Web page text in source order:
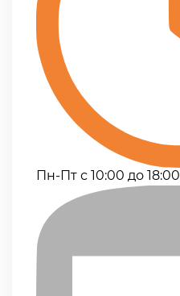
Пн-Пт с 10:00 до 18:00